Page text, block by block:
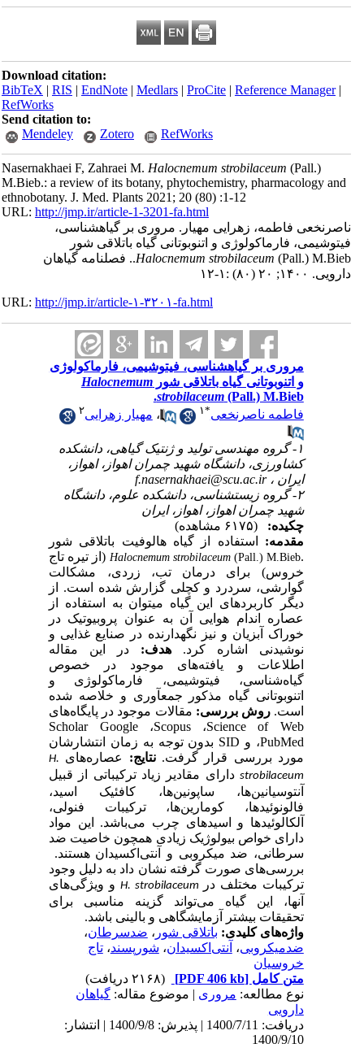
Download citation:
BibTeX|RIS|EndNote|Medlars|ProCite|Reference Manager
RefWorks
Send citation to:
Mendeley
Zotero RefWorks
Nasernakhaei F, Zahraei M.Halocnemum strobilaceum(Pall.)
M.Bieb.: a review of its botany, phytochemistry, pharmacology
ethnobotany. J. Med. Plants 2021; 20 (80) :1-12
URL:http://jmp.ir/article-1-3201-fa.html
فاطمه، زهرایی مهیار. مروری بر گیاهشناسی،
فارماکولوژی و اتنوبوتانی گیاه باتلاقی شور
Halocnemum strobilaceum(Pall.) M.Bieb.. فصلنامه گياهان
۱۴۰۰; ۲۰ (۸۰) :۱-۱۲
URL:http://jmp.ir/article-۱-۳۲۰۱-fa.html
مروری بر گیاهشناسی، فیتوشیمی، فارماکولوژی
و اتنوبوتانی گیاه باتلاقی شورHalocnemum
strobilaceum(Pall.) M.Bieb.
فاطمه ناصرنخعی* ،مهیار زهرایی ۲
۱- گروه مهندسی تولید و ژنتیک گیاهی، دانشکده
کشاورزی، دانشگاه شهید چمران اهواز، اهواز،‌
ایران ،f.nasernakhaei@scu.ac.ir
۲- گروه زیست‎شناسی، دانشکده علوم، دانشگاه
شهید چمران اهواز، اهواز،‌ ایران
چکیده:
(۶۱۷۵ مشاهده)
مقدمه:استفاده از گیاه هالوفیت باتلاقی شور
Halocnemum strobilaceum(Pall.) M.Bieb
(از تیره تاج
خروس) برای درمان تب، زردی، مشکالت
گوارشی، سردرد و کچلی گزارش شده است. از
دیگر کاربردهای این گیاه میتوان به استفاده از
عصاره اندام هوایی آن به عنوان پروبیوتیک در
خوراک آبزیان و نیز نگهدارنده در صنایع غذایی و
نوشیدنی اشاره کرد.هدف:در این مقاله
اطلاعات و یافته‌های موجود در خصوص
گیاه‌شناسی، فیتوشیمی، فارماکولوژی و
اتنوبوتانی گیاه مذکور جمعآوری و خلاصه شده
است.روش بررسی:مقالات موجود در پایگاه‌های
Scholar Google ،Scopus ،Science of Web
،PubMed و SID بدون توجه به زمان انتشارشان
مورد بررسی قرار گرفت.نتایج:عصاره‌هایH.
strobilaceumدارای مقادیر زیاد ترکیباتی از قبیل
آنتوسیانین‌ها، ساپونین‌ها، کافئیک اسید،
فالونوئیدها، کومارین‌ها، ترکیبات فنولی،
آلکالوئیدها و اسیدهای چرب می‌باشد. این مواد
دارای خواص بیولوژیک زیادی همچون خاصیت ضد
سرطانی، ضد میکروبی و آنتی‌اکسیدان هستند. ‌
بررسی‌های صورت گرفته نشان داد به دلیل وجود
ترکیبات مختلف در H. strobilaceumو ویژگی‌های
آنها، این گیاه می‌تواند گزینه مناسبی برای
تحقیقات بیشتر آزمایشگاهی و بالینی باشد.
واژه‌های کلیدی:باتلاقی شور،ضدسرطان،
ضدمیکروبی،آنتی‌اکسیدان، شورپسند،تاج
خروسیان
متن کامل[PDF 406 kb]
(۲۱۶۸ دریافت)
نوع مطالعه:مروری| موضوع مقاله:گياهان
دارویی
دریافت: 1400/7/11 | پذیرش: 1400/9/8 | انتشار:
1400/9/10